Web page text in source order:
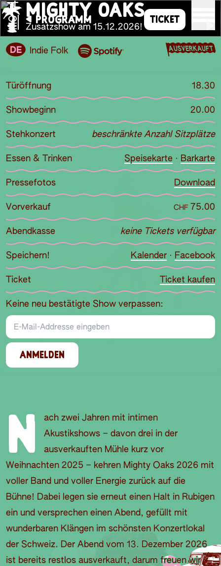
PROGRAMM TICKET
MO
MIGHTY OAKS
Zusatzshow am 15.12.2026!
DE Indie Folk AUSVERKAUFT
Türöffnung 18.30
Showbeginn 20.00
Stehkonzert beschränkte Anzahl Sitzplätze
Essen & Trinken Speisekarte · Barkarte
Pressefotos Download
Vorverkauf CHF75.00
Abendkasse keine Tickets verfügbar
Speichern! Kalender · Facebook
Ticket Ticket kaufen
Keine neu bestätigte Show verpassen:
E-Mail-Addresse
ANMELDEN
N
ach zwei Jahren mit intimen
Akustikshows – davon drei in der
ausverkauften Mühle kurz vor
Weihnachten 2025 – kehren Mighty Oaks 2026 mit
voller Band und voller Energie zurück auf die
Bühne! Dabei legen sie erneut einen Halt in Rubigen
ein und versprechen einen Abend, gefüllt mit
wunderbaren Klängen im schönsten Konzertlokal
der Schweiz. Der Abend vom 13. Dezember 2026
ist bereits restlos ausverkauft, darum freuen wir